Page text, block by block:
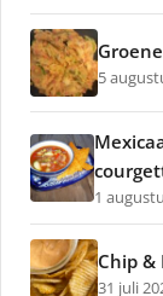
5
1
Chip &
31 juli